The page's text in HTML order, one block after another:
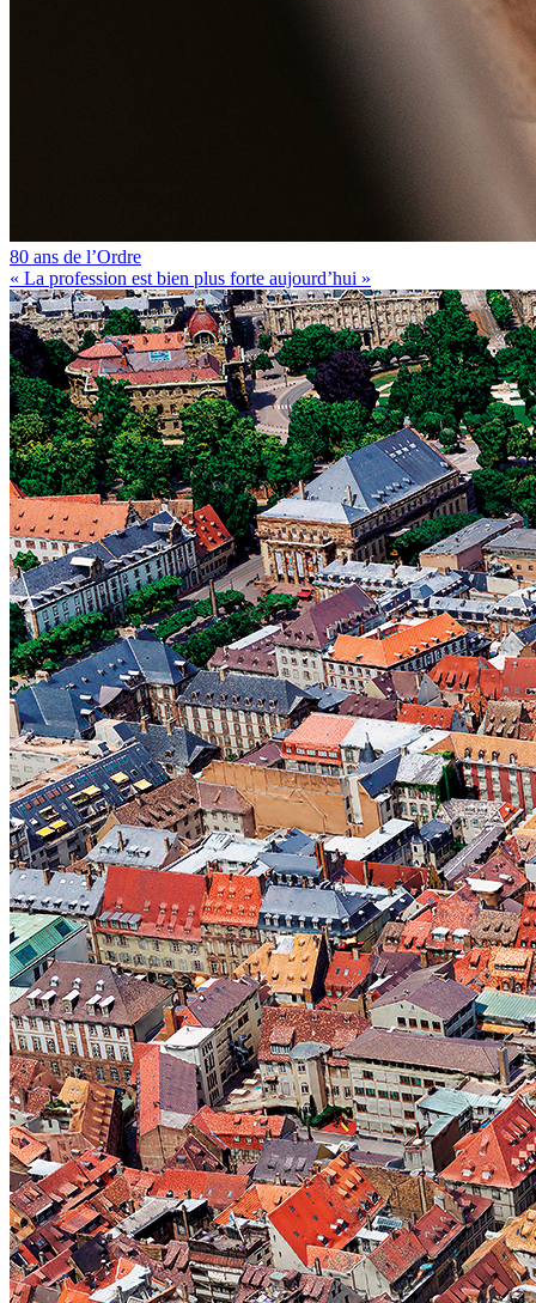
80 ans de l’Ordre
« La profession est bien plus forte aujourd’hui »